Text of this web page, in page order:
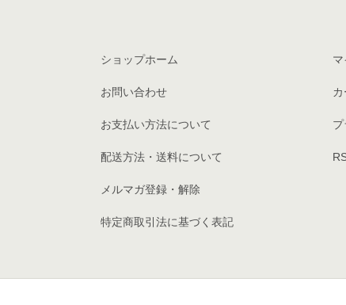
ショップホーム
お問い合わせ
お支払い方法について
配送方法・送料について
メルマガ登録・解除
特定商取引法に基づく表記
マ